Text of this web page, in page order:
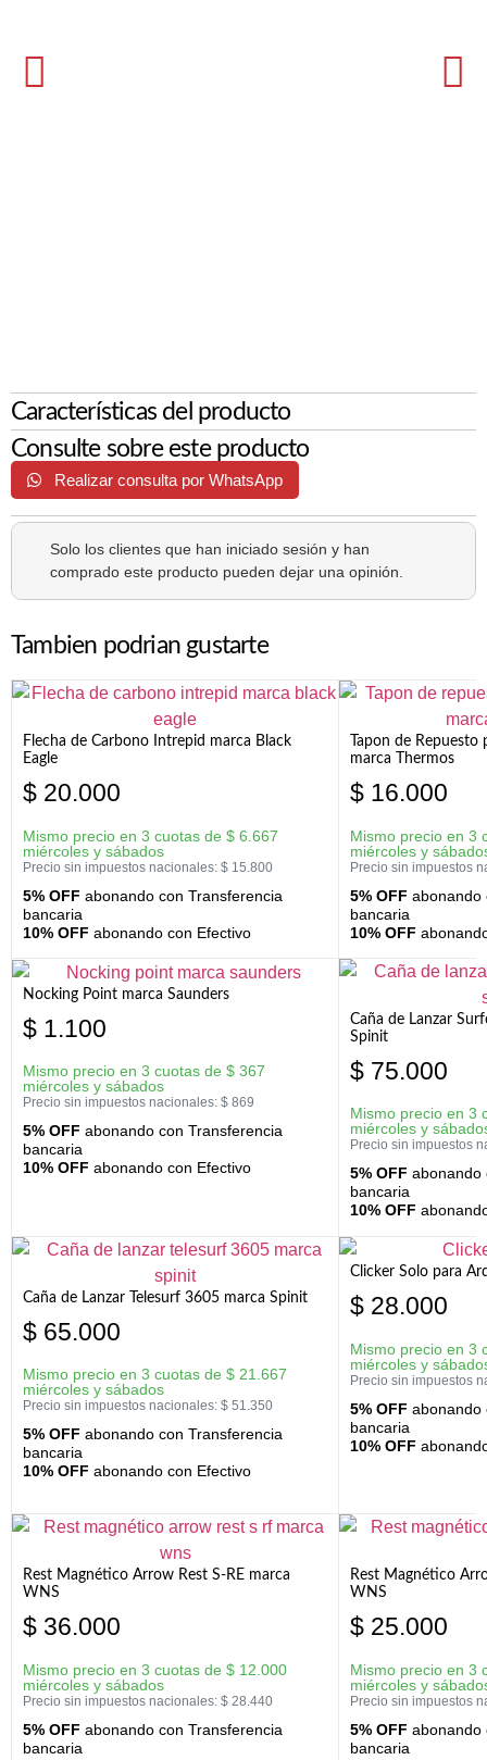
Características del producto
Consulte sobre este producto
Realizar consulta por WhatsApp
Solo los clientes que han iniciado sesión y han
comprado este producto pueden dejar una opinión.
Tambien podrian gustarte
Flecha de Carbono Intrepid marca Black
Eagle
$ 20.000
Mismo precio en 3 cuotas de $ 6.667
miércoles y sábados
Precio sin impuestos nacionales: $ 15.800
5% OFF abonando con Transferencia
bancaria
10% OFF abonando con Efectivo
Tapon de Repuesto
marca Thermos
$ 16.000
Mismo precio en 3
miércoles y
Precio sin impuestos
5% OFF abonando
bancaria
10% OFF
Nocking Point marca Saunders
$ 1.100
Mismo precio en 3 cuotas de $ 367
miércoles y sábados
Precio sin impuestos nacionales: $ 869
5% OFF abonando con Transferencia
bancaria
10% OFF abonando con Efectivo
Caña de Lanzar
Spinit
$ 75.000
Mismo precio en 3
miércoles y
Precio sin impuestos
5% OFF abonando
bancaria
10% OFF
Caña de Lanzar Telesurf 3605 marca Spinit
$ 65.000
Mismo precio en 3 cuotas de $ 21.667
miércoles y sábados
Precio sin impuestos nacionales: $ 51.350
5% OFF abonando con Transferencia
bancaria
10% OFF abonando con Efectivo
Clicker Solo para
$ 28.000
Mismo precio en 3
miércoles y
Precio sin impuestos
5% OFF abonando
bancaria
10% OFF
Rest Magnético Arrow Rest S-RE marca
WNS
$ 36.000
Mismo precio en 3 cuotas de $ 12.000
miércoles y sábados
Precio sin impuestos nacionales: $ 28.440
5% OFF abonando con Transferencia
bancaria
Rest Magnético
WNS
$ 25.000
Mismo precio en 3
miércoles y
Precio sin impuestos
5% OFF abonando
bancaria